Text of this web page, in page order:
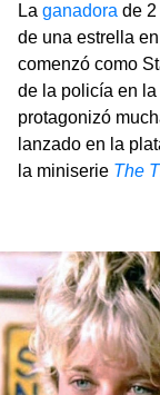
La ganadora de 2
de una estrella
comenzó como
de la policía en
protagonizó
lanzado en la
la miniserie The